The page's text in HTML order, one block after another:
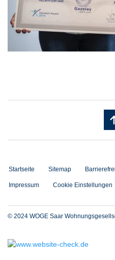
Startseite Sitemap
Impressum Cookie Einstellungen
© 2024 WOGE Saar